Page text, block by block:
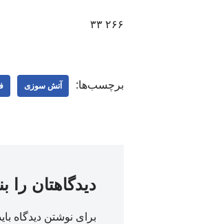
۲۶۶ ۳۳
برچسب‌ها: آتش سوزی
دیدگاهتان را
برای نوشتن دیدگاه